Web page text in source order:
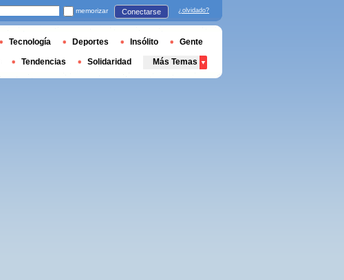
memorizar Conectarse ¿olvidado?
Tecnología Deportes Insólito Gente
Tendencias Solidaridad Más Temas